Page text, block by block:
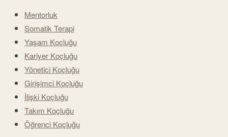
Mentorluk
Somatik Terapi
Yaşam Koçluğu
Kariyer Koçluğu
Yönetici Koçluğu
Girişimci Koçluğu
İlişki Koçluğu
Takım Koçluğu
Öğrenci Koçluğu